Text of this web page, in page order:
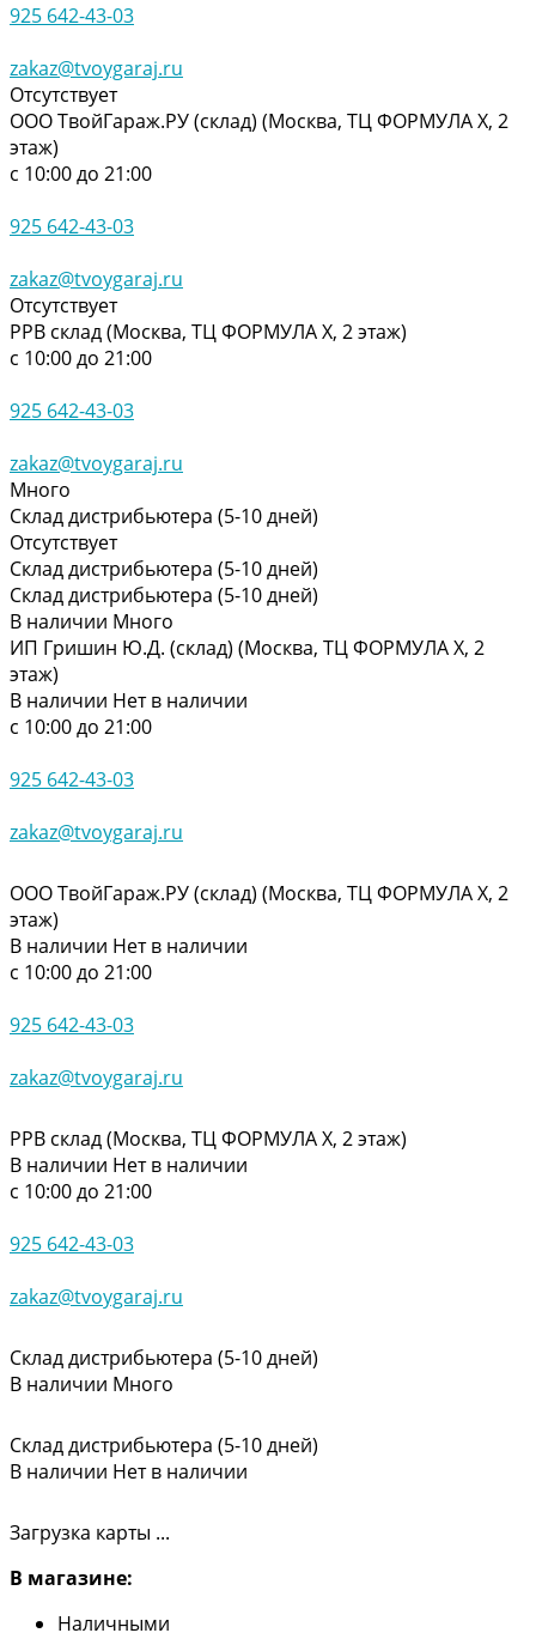
925 642-43-03
zakaz@tvoygaraj.ru
Отсутствует
ООО ТвойГараж.РУ (склад) (Москва, ТЦ ФОРМУЛА Х, 2
этаж)
с 10:00 до 21:00
925 642-43-03
zakaz@tvoygaraj.ru
Отсутствует
РРВ склад (Москва, ТЦ ФОРМУЛА Х, 2 этаж)
с 10:00 до 21:00
925 642-43-03
zakaz@tvoygaraj.ru
Много
Склад дистрибьютера (5-10 дней)
Отсутствует
Склад дистрибьютера (5-10 дней)
Склад дистрибьютера (5-10 дней)
В наличии Много
ИП Гришин Ю.Д. (склад) (Москва, ТЦ ФОРМУЛА Х, 2
этаж)
В наличии Нет в наличии
с 10:00 до 21:00
925 642-43-03
zakaz@tvoygaraj.ru
ООО ТвойГараж.РУ (склад) (Москва, ТЦ ФОРМУЛА Х, 2
этаж)
В наличии Нет в наличии
с 10:00 до 21:00
925 642-43-03
zakaz@tvoygaraj.ru
РРВ склад (Москва, ТЦ ФОРМУЛА Х, 2 этаж)
В наличии Нет в наличии
с 10:00 до 21:00
925 642-43-03
zakaz@tvoygaraj.ru
Склад дистрибьютера (5-10 дней)
В наличии Много
Склад дистрибьютера (5-10 дней)
В наличии Нет в наличии
Загрузка карты ...
В магазине:
Наличными